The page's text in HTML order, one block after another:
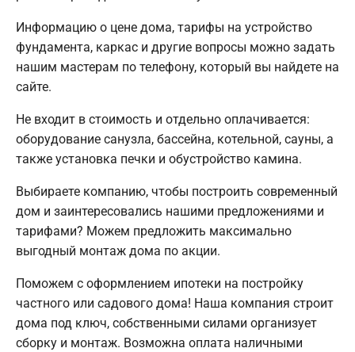
Информацию о цене дома, тарифы на устройство
фундамента, каркас и другие вопросы можно задать
нашим мастерам по телефону, который вы найдете на
сайте.
Не входит в стоимость и отдельно оплачивается:
оборудование санузла, бассейна, котельной, сауны, а
также установка печки и обустройство камина.
Выбираете компанию, чтобы построить современный
дом и заинтересовались нашими предложениями и
тарифами? Можем предложить максимально
выгодный монтаж дома по акции.
Поможем с оформлением ипотеки на постройку
частного или садового дома! Наша компания строит
дома под ключ, собственными силами организует
сборку и монтаж. Возможна оплата наличными